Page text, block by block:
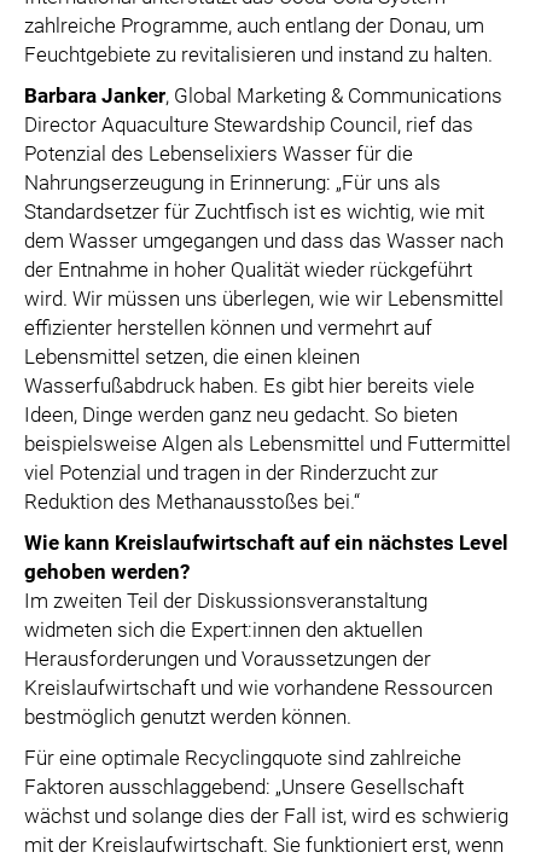
zahlreiche Programme, auch entlang der Donau, um
Feuchtgebiete zu revitalisieren und instand zu halten.
Barbara Janker, Global Marketing & Communications
Director Aquaculture Stewardship Council, rief das
Potenzial des Lebenselixiers Wasser für die
Nahrungserzeugung in Erinnerung: „Für uns als
Standardsetzer für Zuchtfisch ist es wichtig, wie mit
dem Wasser umgegangen und dass das Wasser nach
der Entnahme in hoher Qualität wieder rückgeführt
wird. Wir müssen uns überlegen, wie wir Lebensmittel
effizienter herstellen können und vermehrt auf
Lebensmittel setzen, die einen kleinen
Wasserfußabdruck haben. Es gibt hier bereits viele
Ideen, Dinge werden ganz neu gedacht. So bieten
beispielsweise Algen als Lebensmittel und Futtermittel
viel Potenzial und tragen in der Rinderzucht zur
Reduktion des Methanausstoßes bei.“
Wie kann Kreislaufwirtschaft auf ein nächstes Level
gehoben werden?
Im zweiten Teil der Diskussionsveranstaltung
widmeten sich die Expert:innen den aktuellen
Herausforderungen und Voraussetzungen der
Kreislaufwirtschaft und wie vorhandene Ressourcen
bestmöglich genutzt werden können.
Für eine optimale Recyclingquote sind zahlreiche
Faktoren ausschlaggebend: „Unsere Gesellschaft
wächst und solange dies der Fall ist, wird es schwierig
mit der Kreislaufwirtschaft. Sie funktioniert erst, wenn